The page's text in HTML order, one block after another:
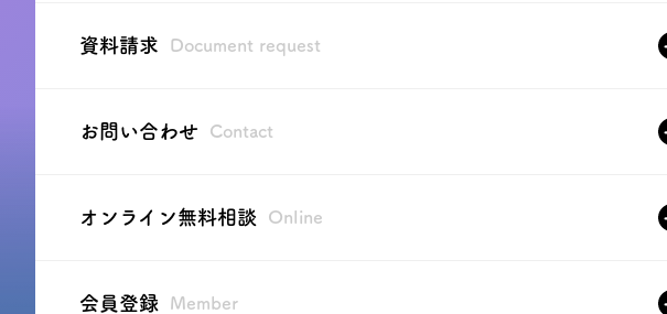
資料請求 Document request
お問い合わせ Contact
オンライン無料相談 Online
会員登録 Member